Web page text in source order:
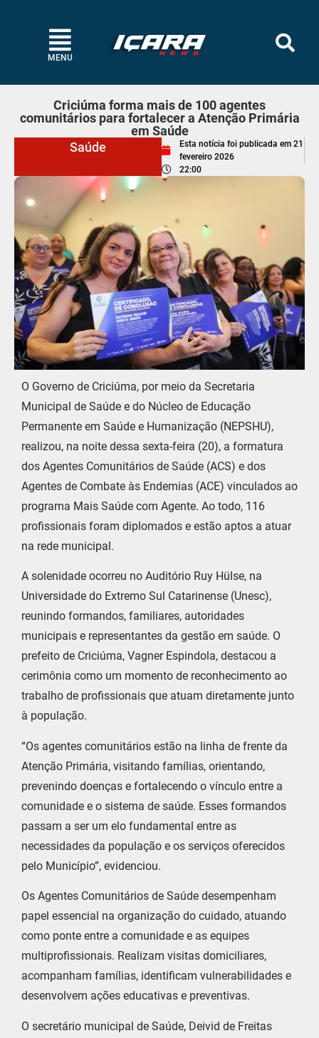
MENU
Criciúma forma mais de 100 agentes
comunitários para fortalecer a Atenção Primária
em Saúde
Saúde
Esta notícia foi publicada em 21
fevereiro 2026
22:00
O Governo de Criciúma, por meio da Secretaria
Municipal de Saúde e do Núcleo de Educação
Permanente em Saúde e Humanização (NEPSHU),
realizou, na noite dessa sexta-feira (20), a formatura
dos Agentes Comunitários de Saúde (ACS) e dos
Agentes de Combate às Endemias (ACE) vinculados ao
programa Mais Saúde com Agente. Ao todo, 116
profissionais foram diplomados e estão aptos a atuar
na rede municipal.
A solenidade ocorreu no Auditório Ruy Hülse, na
Universidade do Extremo Sul Catarinense (Unesc),
reunindo formandos, familiares, autoridades
municipais e representantes da gestão em saúde. O
prefeito de Criciúma, Vagner Espindola, destacou a
cerimônia como um momento de reconhecimento ao
trabalho de profissionais que atuam diretamente junto
à população.
“Os agentes comunitários estão na linha de frente da
Atenção Primária, visitando famílias, orientando,
prevenindo doenças e fortalecendo o vínculo entre a
comunidade e o sistema de saúde. Esses formandos
passam a ser um elo fundamental entre as
necessidades da população e os serviços oferecidos
pelo Município”, evidenciou.
Os Agentes Comunitários de Saúde desempenham
papel essencial na organização do cuidado, atuando
como ponte entre a comunidade e as equipes
multiprofissionais. Realizam visitas domiciliares,
acompanham famílias, identificam vulnerabilidades e
desenvolvem ações educativas e preventivas.
O secretário municipal de Saúde, Deivid de Freitas